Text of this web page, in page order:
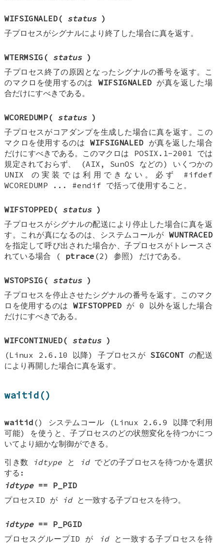
WIFSIGNALED( status )
子プロセスがシグナルにより終了した場合に真を返す。
WTERMSIG( status )
子プロセス終了の原因となったシグナルの番号を返す。こ
のマクロを使用するのは WIFSIGNALEDが真を返した場
合だけにすべきである。
WCOREDUMP( status )
子プロセスがコアダンプを生成した場合に真を返す。この
マクロを使用するのは WIFSIGNALEDが真を返した場合
だけにすべきである。このマクロは POSIX.1-2001 では
規定されておらず、 (AIX, SunOS などの) いくつかの
UNIX の実装では利用できない。必ず #ifdef
WCOREDUMP ... #endif で括って使用すること。
WIFSTOPPED( status )
子プロセスがシグナルの配送により停止した場合に真を返
す。これが真になるのは、システムコールが WUNTRACED
を指定して呼び出された場合か、子プロセスがトレースさ
れている場合 ( ptrace (2) 参照) だけである。
WSTOPSIG( status )
子プロセスを停止させたシグナルの番号を返す。このマク
ロを使用するのは WIFSTOPPEDが 0 以外を返した場合
だけにすべきである。
WIFCONTINUED( status )
(Linux 2.6.10 以降) 子プロセスが SIGCONT の配送
により再開した場合に真を返す。
waitid()
waitid () システムコール (Linux 2.6.9 以降で利用
可能) を使うと、子プロセスのどの状態変化を待つかにつ
いてより細かな制御ができる。
引き数
idtype と idでどの子プロセスを待つかを選択
する:
idtype== P_PID
プロセスID が
idと一致する子プロセスを待つ。
idtype== P_PGID
プロセスグループID が
idと一致する子プロセスを待